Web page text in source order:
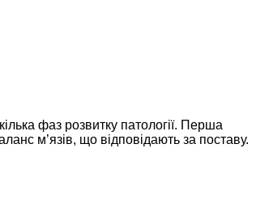
фаз розвитку патології. Перша
м’язів, що відповідають за поставу.